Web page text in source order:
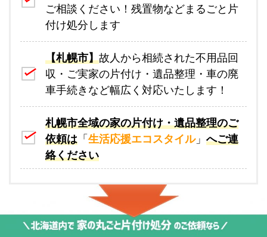
ご相談ください！残置物などまるごと片
付け処分します
【札幌市】故人から相続された不用品回
収・ご実家の片付け・遺品整理・車の廃
車手続きなど幅広く対応いたします！
札幌市全域の家の片付け・遺品整理のご
依頼は 「 生活応援エコスタイル」 へご連
絡ください